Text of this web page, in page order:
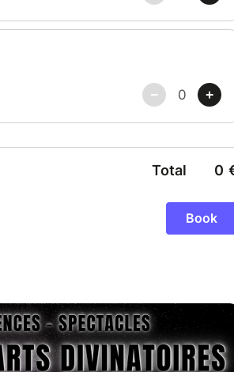
la TCI par René Arnaud
par Viviane
Médium
delà avec un youtubeur enquêteur du